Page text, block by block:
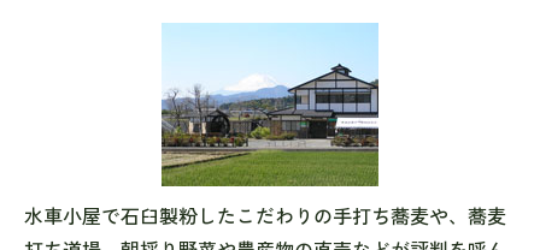
水車小屋で石臼製粉したこだわりの手打ち蕎麦や、蕎麦